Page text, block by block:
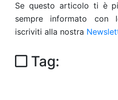
Se questo articolo ti è
sempre informato
iscriviti alla nostra
Tag: